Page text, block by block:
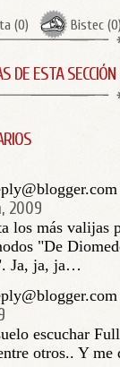
(0) Bistec (0
DE ESTA SECCIÓN
2009
los más valijas
"De
Ja, ja, ja…
escuchar
otros.. Y me